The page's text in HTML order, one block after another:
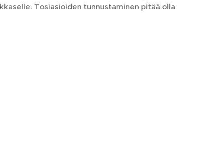
Tosiasioiden tunnustaminen pitää olla